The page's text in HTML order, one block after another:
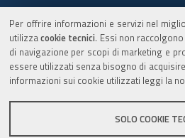
Per offrire informazioni e servizi nel
utilizzacookie tecnici. Essi non
di navigazione per scopi di marketing e
essere utilizzati senza bisogno di
informazioni sui cookie utilizzati leggi la
SOLO COOKIE
Informazioni sul Burert
e contatti
C.F.